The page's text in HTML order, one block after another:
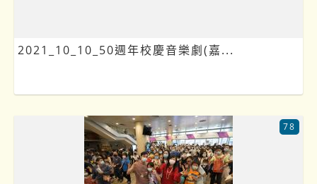
2021_10_10_50週年校慶音樂劇(嘉...
78